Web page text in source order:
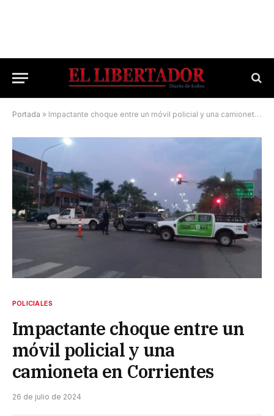
Portada » Impactante choque entre un móvil policial y una camioneta en Corrientes
POLICIALES
Impactante choque entre un
móvil policial y una
camioneta en Corrientes
26 de julio de 2024